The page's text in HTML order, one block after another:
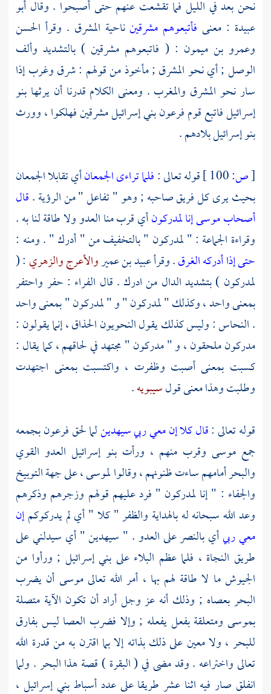
نحن بعد في الليل فما تقشعت عنهم حتى أصبحوا . وقال أبو
عبيدة : معنى فأتبعوهم مشرقينناحية المشرق . وقرأ الحسن
وعمرو بن ميمون : ( فاتبعوهم مشرقين ) بالتشديد وألف
الوصل ; أي نحو المشرق ; مأخوذ من قولهم : شرق وغرب إذا
سار نحو المشرق والمغرب . ومعنى الكلام قدرنا أن يرثها بنو
إسرائيل فاتبع قومفرعونبني إسرائيلمشرقين فهلكوا ، وورث
بنو إسرائيلبلادهم .
[ص: قوله تعالى :فلما تراءى الجمعانأي تقابلا الجمعان
بحيث يرى كل فريق صاحبه ; وهو " تفاعل " من الرؤية .قال
أصحاب موسى إنا لمدركونأي قرب منا العدو ولا طاقة لنا به .
وقراءة الجماعة : " لمدركون " بالتخفيف من " أدرك " . ومنه :
حتى إذا أدركه الغرق. وقرأ عبيد بن عميروالأعرجوالزهري : (
لمدركون ) بتشديد الدال من ادرك . قال الفراء : حفر واحتفر
بمعنى واحد ، وكذلك " لمدركون " و " لمدركون " بمعنى واحد
.النحاس: وليس كذلك يقول النحويون الحذاق ، إنما يقولون :
مدركون ملحقون ، و " مدركون " مجتهد في لحاقهم ، كما يقال :
كسبت بمعنى أصبت وظفرت ، واكتسبت بمعنى اجتهدت
وطلبت وهذا معنى قولسيبويه.
قوله تعالى :قال كلا إن معي ربي سيهدينلما لحقفرعونبجمعه
جمعموسى وقرب منهم ، ورأت بنو إسرائيل العدو القوي
والبحر أمامهم ساءت ظنونهم ، وقالوالموسى، على جهة التوبيخ
والجفاء : " إنا لمدركون " فرد عليهم قولهم وزجرهم وذكرهم
وعد الله سبحانه له بالهداية والظفر " كلا " أي لم يدركوكمإن
معي ربيأي بالنصر على العدو . " سيهدين " أي سيدلني على
طريق النجاة ، فلما عظم البلاء على بني إسرائيل ; ورأوا من
الجيوش ما لا طاقة لهم بها ، أمر الله تعالىموسى أن يضرب
البحر بعصاه ; وذلك أنه عز وجل أراد أن تكون الآية متصلة
بموسى ومتعلقة بفعل يفعله ; وإلا فضرب العصا ليس بفارق
للبحر ، ولا معين على ذلك بذاته إلا بما اقترن به من قدرة الله
تعالى واختراعه . وقد مضى في ( البقرة ) قصة هذا البحر . ولما
انفلق صار فيه اثنا عشر طريقا على عدد أسباطبني إسرائيل ،